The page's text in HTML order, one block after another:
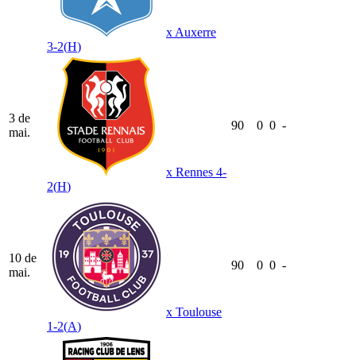
x Auxerre
3-2(H)
3 de
mai.
x Rennes 4-
2(H)
90 0 0 -
10 de
mai.
x Toulouse
1-2(A)
90 0 0 -